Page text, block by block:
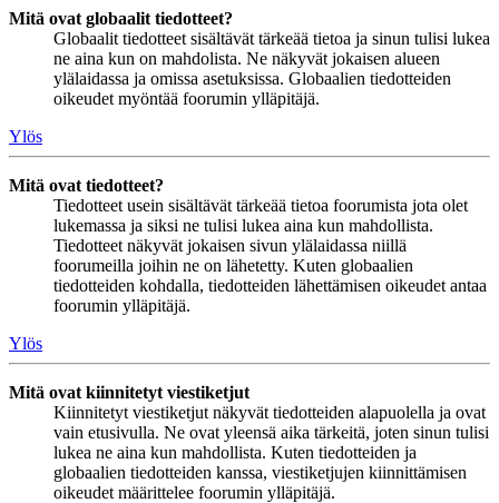
Mitä ovat globaalit tiedotteet?
Globaalit tiedotteet sisältävät tärkeää tietoa ja sinun tulisi lukea
ne aina kun on mahdolista. Ne näkyvät jokaisen alueen
ylälaidassa ja omissa asetuksissa. Globaalien tiedotteiden
oikeudet myöntää foorumin ylläpitäjä.
Ylös
Mitä ovat tiedotteet?
Tiedotteet usein sisältävät tärkeää tietoa foorumista jota olet
lukemassa ja siksi ne tulisi lukea aina kun mahdollista.
Tiedotteet näkyvät jokaisen sivun ylälaidassa niillä
foorumeilla joihin ne on lähetetty. Kuten globaalien
tiedotteiden kohdalla, tiedotteiden lähettämisen oikeudet antaa
foorumin ylläpitäjä.
Ylös
Mitä ovat kiinnitetyt viestiketjut
Kiinnitetyt viestiketjut näkyvät tiedotteiden alapuolella ja ovat
vain etusivulla. Ne ovat yleensä aika tärkeitä, joten sinun tulisi
lukea ne aina kun mahdollista. Kuten tiedotteiden ja
globaalien tiedotteiden kanssa, viestiketjujen kiinnittämisen
oikeudet määrittelee foorumin ylläpitäjä.